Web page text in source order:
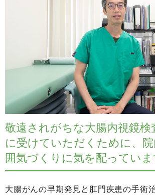
敬遠されがちな大腸内視鏡検
に受けていただくために、
囲気づくりに気を配っていま
大腸がんの早期発見と肛門疾患の手術